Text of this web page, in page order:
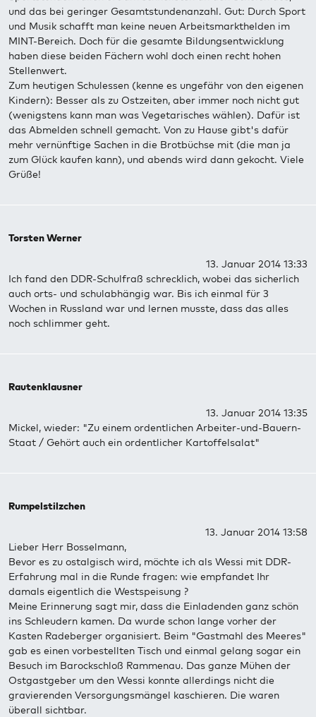
und das bei geringer Gesamtstundenanzahl. Gut: Durch Sport
und Musik schafft man keine neuen Arbeitsmarkthelden im
MINT-Bereich. Doch für die gesamte Bildungsentwicklung
haben diese beiden Fächern wohl doch einen recht hohen
Stellenwert.
Zum heutigen Schulessen (kenne es ungefähr von den eigenen
Kindern): Besser als zu Ostzeiten, aber immer noch nicht gut
(wenigstens kann man was Vegetarisches wählen). Dafür ist
das Abmelden schnell gemacht. Von zu Hause gibt's dafür
mehr vernünftige Sachen in die Brotbüchse mit (die man ja
zum Glück kaufen kann), und abends wird dann gekocht. Viele
Grüße!
Torsten Werner
13. Januar 2014 13:33
Ich fand den DDR-Schulfraß schrecklich, wobei das sicherlich
auch orts- und schulabhängig war. Bis ich einmal für 3
Wochen in Russland war und lernen musste, dass das alles
noch schlimmer geht.
Rautenklausner
13. Januar 2014 13:35
Mickel, wieder: "Zu einem ordentlichen Arbeiter-und-Bauern-
Staat / Gehört auch ein ordentlicher Kartoffelsalat"
Rumpelstilzchen
13. Januar 2014 13:58
Lieber Herr Bosselmann,
Bevor es zu ostalgisch wird, möchte ich als Wessi mit DDR-
Erfahrung mal in die Runde fragen: wie empfandet Ihr
damals eigentlich die Westspeisung ?
Meine Erinnerung sagt mir, dass die Einladenden ganz schön
ins Schleudern kamen. Da wurde schon lange vorher der
Kasten Radeberger organisiert. Beim "Gastmahl des Meeres"
gab es einen vorbestellten Tisch und einmal gelang sogar ein
Besuch im Barockschloß Rammenau. Das ganze Mühen der
Ostgastgeber um den Wessi konnte allerdings nicht die
gravierenden Versorgungsmängel kaschieren. Die waren
überall sichtbar.